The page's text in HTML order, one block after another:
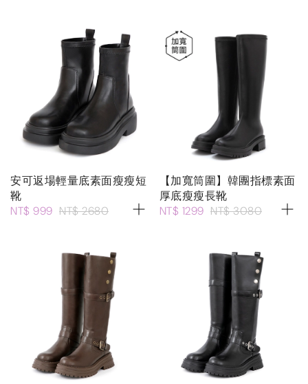
安可返場輕量底素面瘦瘦短
靴
NT$ 999 NT$ 2680
【加寬筒圍】韓團指標素面
厚底瘦瘦長靴
NT$ 1299 NT$ 3080